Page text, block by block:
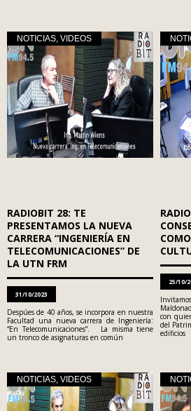
NOTICIAS VIDEOS
RADIOBIT 28: TE
PRESENTAMOS LA NUEVA
CARRERA “INGENIERÍA EN
TELECOMUNICACIONES” DE
LA UTN FRM
31/10/2023
Despúes de 40 años, se incorpora en nuestra
Facultad una nueva carrera de Ingeniería:
“En Telecomunicaciones”. La misma tiene
un tronco de asignaturas en común
25/10/
con
del
edificios
NOTICIAS, VIDEOS